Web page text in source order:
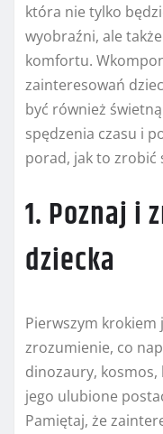
która nie tylko
wyobraźni, ale
komfortu.
zainteresowań
być również
spędzenia czasu i
porad, jak to zrobić
1. Poznaj i
dziecka
Pierwszym krokiem
zrozumienie, co
dinozaury, kosmos,
jego ulubione
Pamiętaj, że